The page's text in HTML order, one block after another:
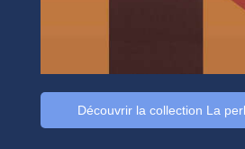
Découvrir la collection La